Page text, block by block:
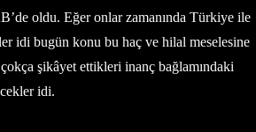
oldu. Eğer onlar zamanında Türkiye ile
idi bugün konu bu haç ve hilal meselesine
şikâyet ettikleri inanç bağlamındaki
idi.